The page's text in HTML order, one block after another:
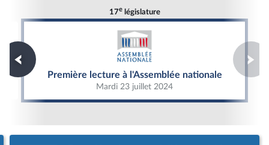
17elégislature
Première lecture à l'Assemblée nationale
Mardi 23 juillet 2024
Première lecture à l'Assemblée nationale